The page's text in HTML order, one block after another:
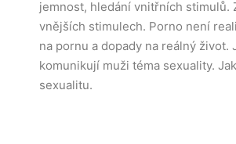
jemnost, hledání vnitřních stimulů.
vnějších stimulech. Porno není
na pornu a dopady na reálný život.
komunikují muži téma sexuality.
sexualitu.